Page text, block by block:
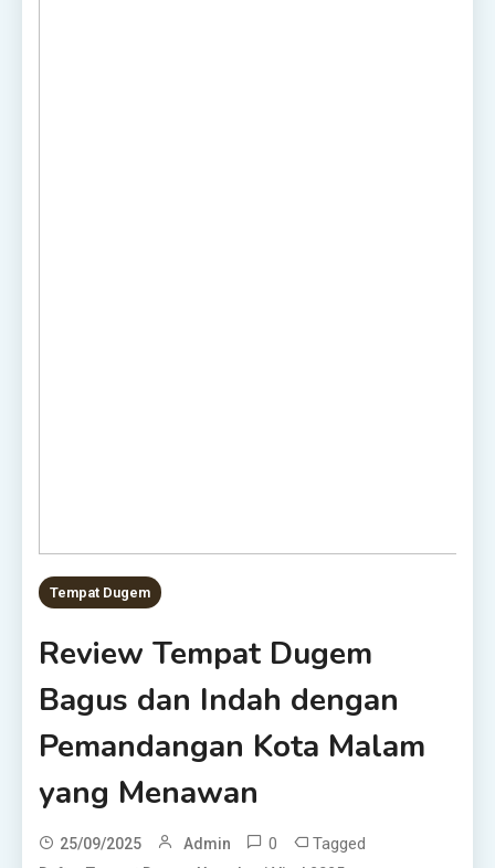
Tempat Dugem
Review Tempat Dugem
Bagus dan Indah dengan
Pemandangan Kota Malam
yang Menawan
25/09/2025 Admin 0 Tagged